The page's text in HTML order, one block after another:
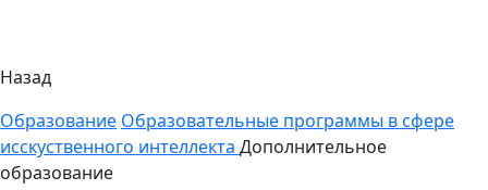
Назад
Образование Образовательные программы в сфере
исскуственного интеллекта Дополнительное
образование